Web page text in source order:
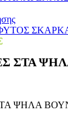
ΣΤΑ
ΨΗΛΑ